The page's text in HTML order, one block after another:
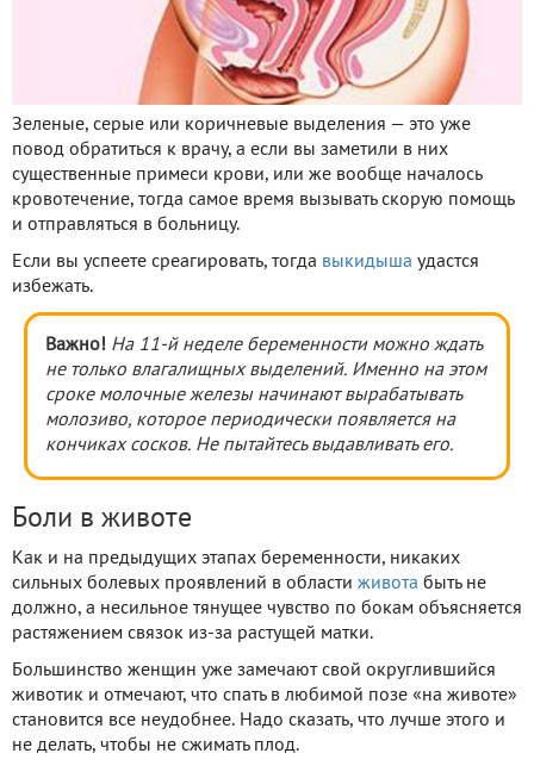
Зеленые, серые или коричневые выделения — это уже
повод обратиться к врачу, а если вы заметили в них
существенные примеси крови, или же вообще началось
кровотечение, тогда самое время вызывать скорую помощь
и отправляться в больницу.
Если вы успеете среагировать, тогда выкидыша удастся
избежать.
Важно! На 11-й неделе беременности можно ждать
не только влагалищных выделений. Именно на этом
сроке молочные железы начинают вырабатывать
молозиво, которое периодически появляется на
кончиках сосков. Не пытайтесь выдавливать его.
Боли в животе
Как и на предыдущих этапах беременности, никаких
сильных болевых проявлений в области живота быть не
должно, а несильное тянущее чувство по бокам объясняется
растяжением связок из-за растущей матки.
Большинство женщин уже замечают свой округлившийся
животик и отмечают, что спать в любимой позе «на животе»
становится все неудобнее. Надо сказать, что лучше этого и
не делать, чтобы не сжимать плод.